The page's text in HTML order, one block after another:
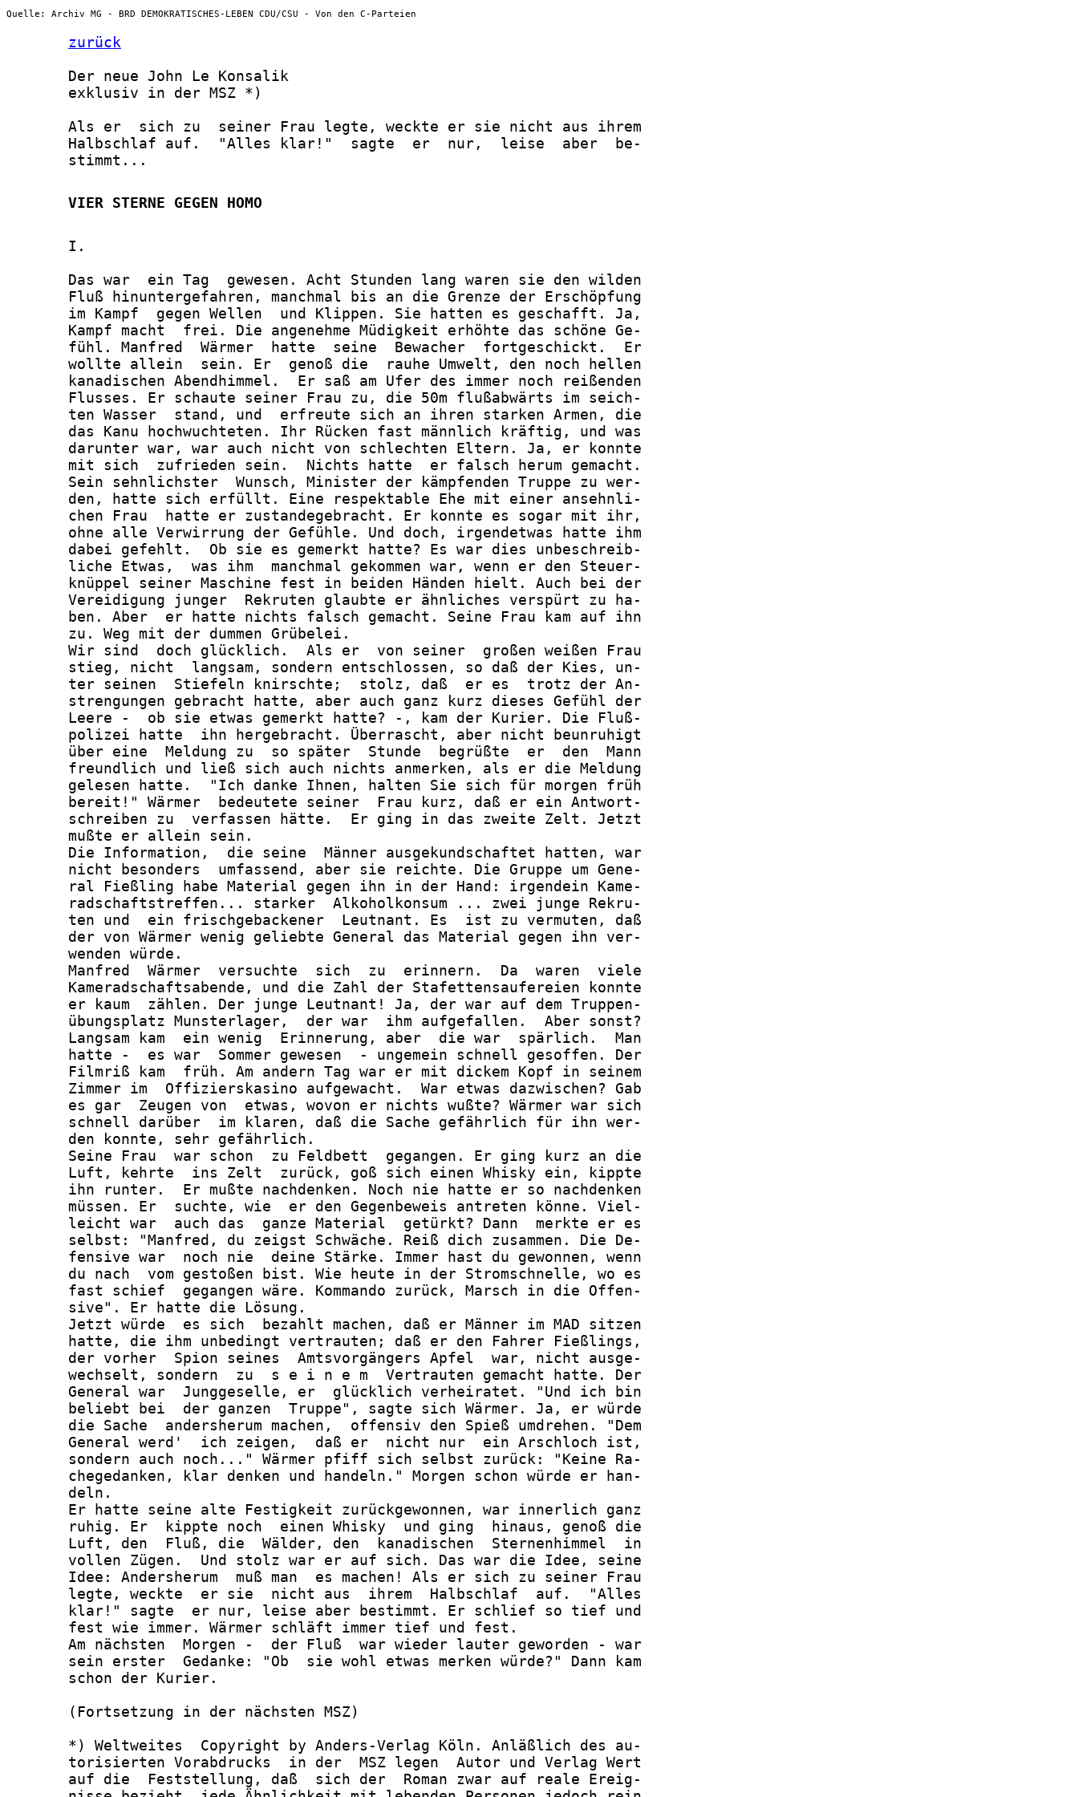
Quelle: Archiv MG - BRD DEMOKRATISCHES-LEBEN CDU/CSU - Von den C-Parteien
zurück
       Der neue John Le Konsalik
       exklusiv in der MSZ *)
       Als er  sich zu  seiner Frau legte, weckte er sie nicht aus ihrem
       Halbschlaf auf.  "Alles klar!"  sagte  er  nur,  leise  aber  be-
       stimmt...
       VIER STERNE GEGEN HOMO
       I.
       Das war  ein Tag  gewesen. Acht Stunden lang waren sie den wilden
       Fluß hinuntergefahren, manchmal bis an die Grenze der Erschöpfung
       im Kampf  gegen Wellen  und Klippen. Sie hatten es geschafft. Ja,
       Kampf macht  frei. Die angenehme Müdigkeit erhöhte das schöne Ge-
       fühl. Manfred  Wärmer  hatte  seine  Bewacher  fortgeschickt.  Er
       wollte allein  sein. Er  genoß die  rauhe Umwelt, den noch hellen
       kanadischen Abendhimmel.  Er saß am Ufer des immer noch reißenden
       Flusses. Er schaute seiner Frau zu, die 50m flußabwärts im seich-
       ten Wasser  stand, und  erfreute sich an ihren starken Armen, die
       das Kanu hochwuchteten. Ihr Rücken fast männlich kräftig, und was
       darunter war, war auch nicht von schlechten Eltern. Ja, er konnte
       mit sich  zufrieden sein.  Nichts hatte  er falsch herum gemacht.
       Sein sehnlichster  Wunsch, Minister der kämpfenden Truppe zu wer-
       den, hatte sich erfüllt. Eine respektable Ehe mit einer ansehnli-
       chen Frau  hatte er zustandegebracht. Er konnte es sogar mit ihr,
       ohne alle Verwirrung der Gefühle. Und doch, irgendetwas hatte ihm
       dabei gefehlt.  Ob sie es gemerkt hatte? Es war dies unbeschreib-
       liche Etwas,  was ihm  manchmal gekommen war, wenn er den Steuer-
       knüppel seiner Maschine fest in beiden Händen hielt. Auch bei der
       Vereidigung junger  Rekruten glaubte er ähnliches verspürt zu ha-
       ben. Aber  er hatte nichts falsch gemacht. Seine Frau kam auf ihn
       zu. Weg mit der dummen Grübelei.
       Wir sind  doch glücklich.  Als er  von seiner  großen weißen Frau
       stieg, nicht  langsam, sondern entschlossen, so daß der Kies, un-
       ter seinen  Stiefeln knirschte;  stolz, daß  er es  trotz der An-
       strengungen gebracht hatte, aber auch ganz kurz dieses Gefühl der
       Leere -  ob sie etwas gemerkt hatte? -, kam der Kurier. Die Fluß-
       polizei hatte  ihn hergebracht. Überrascht, aber nicht beunruhigt
       über eine  Meldung zu  so später  Stunde  begrüßte  er  den  Mann
       freundlich und ließ sich auch nichts anmerken, als er die Meldung
       gelesen hatte.  "Ich danke Ihnen, halten Sie sich für morgen früh
       bereit!" Wärmer  bedeutete seiner  Frau kurz, daß er ein Antwort-
       schreiben zu  verfassen hätte.  Er ging in das zweite Zelt. Jetzt
       mußte er allein sein.
       Die Information,  die seine  Männer ausgekundschaftet hatten, war
       nicht besonders  umfassend, aber sie reichte. Die Gruppe um Gene-
       ral Fießling habe Material gegen ihn in der Hand: irgendein Kame-
       radschaftstreffen... starker  Alkoholkonsum ... zwei junge Rekru-
       ten und  ein frischgebackener  Leutnant. Es  ist zu vermuten, daß
       der von Wärmer wenig geliebte General das Material gegen ihn ver-
       wenden würde.
       Manfred  Wärmer  versuchte  sich  zu  erinnern.  Da  waren  viele
       Kameradschaftsabende, und die Zahl der Stafettensaufereien konnte
       er kaum  zählen. Der junge Leutnant! Ja, der war auf dem Truppen-
       übungsplatz Munsterlager,  der war  ihm aufgefallen.  Aber sonst?
       Langsam kam  ein wenig  Erinnerung, aber  die war  spärlich.  Man
       hatte -  es war  Sommer gewesen  - ungemein schnell gesoffen. Der
       Filmriß kam  früh. Am andern Tag war er mit dickem Kopf in seinem
       Zimmer im  Offizierskasino aufgewacht.  War etwas dazwischen? Gab
       es gar  Zeugen von  etwas, wovon er nichts wußte? Wärmer war sich
       schnell darüber  im klaren, daß die Sache gefährlich für ihn wer-
       den konnte, sehr gefährlich.
       Seine Frau  war schon  zu Feldbett  gegangen. Er ging kurz an die
       Luft, kehrte  ins Zelt  zurück, goß sich einen Whisky ein, kippte
       ihn runter.  Er mußte nachdenken. Noch nie hatte er so nachdenken
       müssen. Er  suchte, wie  er den Gegenbeweis antreten könne. Viel-
       leicht war  auch das  ganze Material  getürkt? Dann  merkte er es
       selbst: "Manfred, du zeigst Schwäche. Reiß dich zusammen. Die De-
       fensive war  noch nie  deine Stärke. Immer hast du gewonnen, wenn
       du nach  vom gestoßen bist. Wie heute in der Stromschnelle, wo es
       fast schief  gegangen wäre. Kommando zurück, Marsch in die Offen-
       sive". Er hatte die Lösung.
       Jetzt würde  es sich  bezahlt machen, daß er Männer im MAD sitzen
       hatte, die ihm unbedingt vertrauten; daß er den Fahrer Fießlings,
       der vorher  Spion seines  Amtsvorgängers Apfel  war, nicht ausge-
       wechselt, sondern  zu  s e i n e m  Vertrauten gemacht hatte. Der
       General war  Junggeselle, er  glücklich verheiratet. "Und ich bin
       beliebt bei  der ganzen  Truppe", sagte sich Wärmer. Ja, er würde
       die Sache  andersherum machen,  offensiv den Spieß umdrehen. "Dem
       General werd'  ich zeigen,  daß er  nicht nur  ein Arschloch ist,
       sondern auch noch..." Wärmer pfiff sich selbst zurück: "Keine Ra-
       chegedanken, klar denken und handeln." Morgen schon würde er han-
       deln.
       Er hatte seine alte Festigkeit zurückgewonnen, war innerlich ganz
       ruhig. Er  kippte noch  einen Whisky  und ging  hinaus, genoß die
       Luft, den  Fluß, die  Wälder, den  kanadischen  Sternenhimmel  in
       vollen Zügen.  Und stolz war er auf sich. Das war die Idee, seine
       Idee: Andersherum  muß man  es machen! Als er sich zu seiner Frau
       legte, weckte  er sie  nicht aus  ihrem  Halbschlaf  auf.  "Alles
       klar!" sagte  er nur, leise aber bestimmt. Er schlief so tief und
       fest wie immer. Wärmer schläft immer tief und fest.
       Am nächsten  Morgen -  der Fluß  war wieder lauter geworden - war
       sein erster  Gedanke: "Ob  sie wohl etwas merken würde?" Dann kam
       schon der Kurier.
       (Fortsetzung in der nächsten MSZ)
       *) Weltweites  Copyright by Anders-Verlag Köln. Anläßlich des au-
       torisierten Vorabdrucks  in der  MSZ legen  Autor und Verlag Wert
       auf die  Feststellung, daß  sich der  Roman zwar auf reale Ereig-